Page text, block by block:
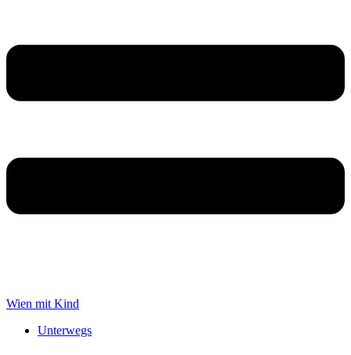
Wien mit Kind
Unterwegs